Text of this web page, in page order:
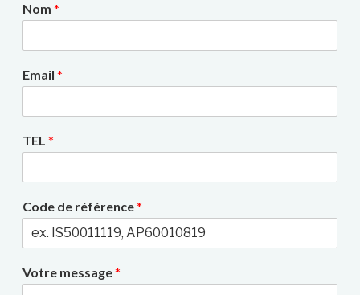
Nom *
Email *
TEL *
Code de référence*
Votre message*